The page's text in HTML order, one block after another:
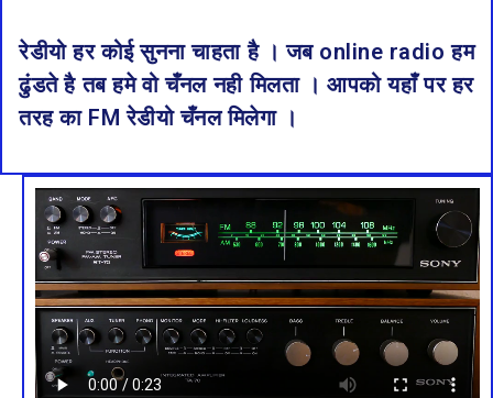
रेडीयो हर कोई सुनना चाहता है । जब online radio हम
ढुंडते है तब हमे वो चँनल नही मिलता । आपको यहाँं पर हर
तरह का FM रेडीयो चँनल मिलेगा ।